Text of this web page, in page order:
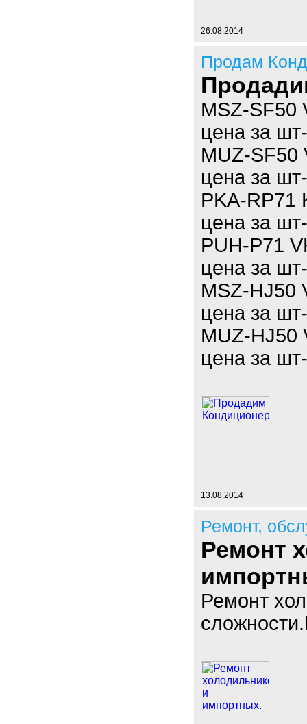
26.08.2014
Продам
MSZ-SF50
цена за
MUZ-SF50
цена за
PKA-RP71
цена за
PUH-P71
цена за
MSZ-HJ50
цена за
MUZ-HJ50
цена за
13.08.2014
Ремонт,
Ремонт
Ремонт